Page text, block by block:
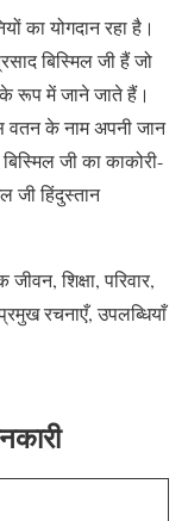
का योगदान रहा है।
बिस्मिल जी हैं जो
रूप में जाने जाते हैं।
वतन के नाम अपनी जान
जी का काकोरी-
जी हिंदुस्तान
शिक्षा, परिवार,
रचनाएँ, उपलब्धियाँ